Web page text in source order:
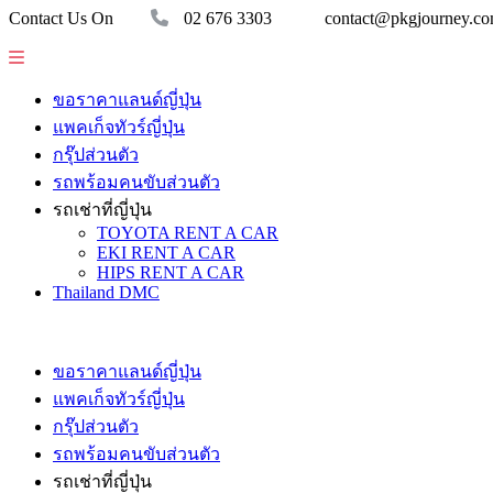
Contact Us On 02 676 3303
ขอราคาแลนด์ญี่ปุ่น
แพคเก็จทัวร์ญี่ปุ่น
กรุ๊ปส่วนตัว
รถพร้อมคนขับส่วนตัว
รถเช่าที่ญี่ปุ่น
TOYOTA RENT A CAR
EKI RENT A CAR
HIPS RENT A CAR
Thailand DMC
ขอราคาแลนด์ญี่ปุ่น
แพคเก็จทัวร์ญี่ปุ่น
กรุ๊ปส่วนตัว
รถพร้อมคนขับส่วนตัว
รถเช่าที่ญี่ปุ่น